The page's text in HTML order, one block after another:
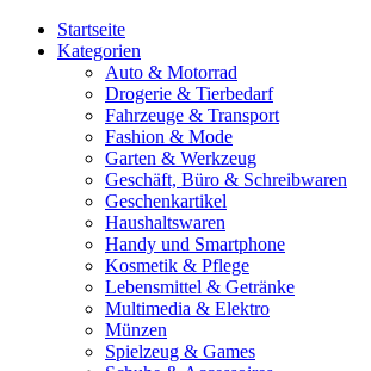
Startseite
Kategorien
Auto & Motorrad
Drogerie & Tierbedarf
Fahrzeuge & Transport
Fashion & Mode
Garten & Werkzeug
Geschäft, Büro & Schreibwaren
Geschenkartikel
Haushaltswaren
Handy und Smartphone
Kosmetik & Pflege
Lebensmittel & Getränke
Multimedia & Elektro
Münzen
Spielzeug & Games